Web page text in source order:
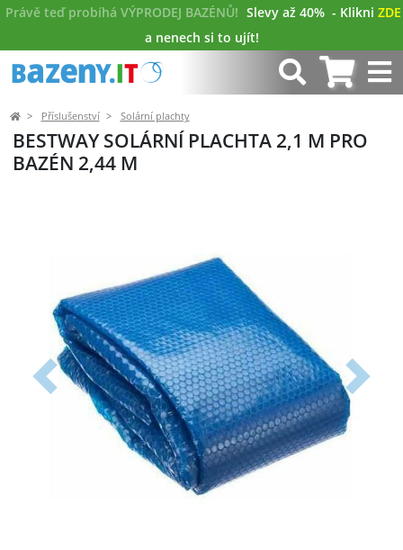
Právě teď probíhá VÝPRODEJ BAZÉNŮ! Slevy až 40% - Klikni ZDE
a nenech si to ujít!
Příslušenství Solární plachty
BESTWAY SOLÁRNÍ PLACHTA 2,1 M PRO
BAZÉN 2,44 M
Předchozí Další